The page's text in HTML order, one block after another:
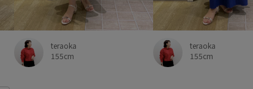
teraoka
155cm
teraoka
155cm